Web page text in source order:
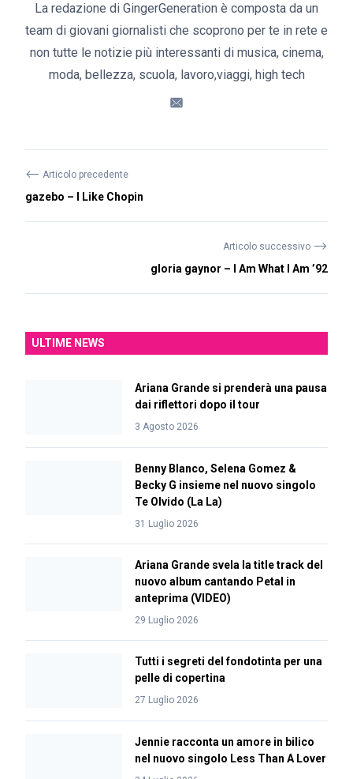
La redazione di GingerGeneration è composta da un
team di giovani giornalisti che scoprono per te in rete e
non tutte le notizie più interessanti di musica, cinema,
moda, bellezza, scuola, lavoro,viaggi, high tech
⟵ Articolo precedente
gazebo – I Like Chopin
Articolo successivo ⟶
gloria gaynor – I Am What I Am ’92
ULTIME NEWS
Ariana Grande si prenderà una pausa
dai riflettori dopo il tour
3 Agosto 2026
Benny Blanco, Selena Gomez &
Becky G insieme nel nuovo singolo
Te Olvido (La La)
31 Luglio 2026
Ariana Grande svela la title track del
nuovo album cantando Petal in
anteprima (VIDEO)
29 Luglio 2026
Tutti i segreti del fondotinta per una
pelle di copertina
27 Luglio 2026
Jennie racconta un amore in bilico
nel nuovo singolo Less Than A Lover